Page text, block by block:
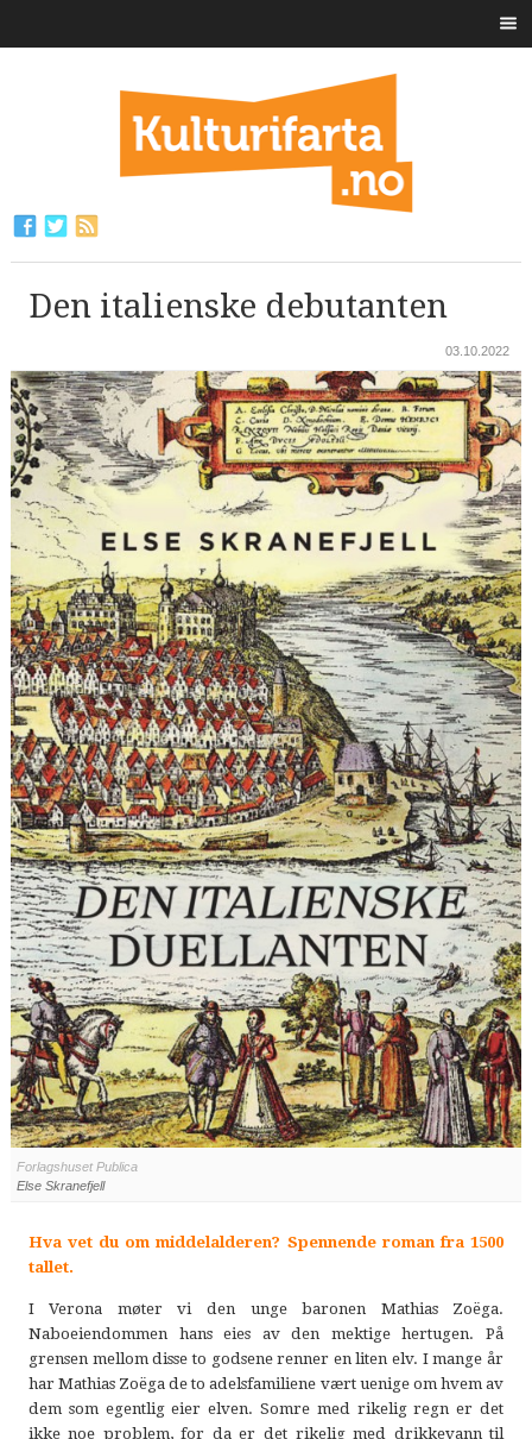
Den italienske debutanten
03.10.2022
Forlagshuset Publica
Else Skranefjell
Hva vet du om middelalderen? Spennende roman fra 1500
tallet.
I Verona møter vi den unge baronen Mathias Zoëga.
Naboeiendommen hans eies av den mektige hertugen. På
grensen mellom disse to godsene renner en liten elv. I mange år
har Mathias Zoëga de to adelsfamiliene vært uenige om hvem av
dem som egentlig eier elven. Somre med rikelig regn er det
ikke noe problem, for da er det rikelig med drikkevann til